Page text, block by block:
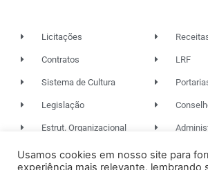
Licitações
Contratos
Sistema de Cultura
Legislação
Estrut. Organizacional
LRF
Usamos cookies em nosso site para
experiência mais relevante, lembrando